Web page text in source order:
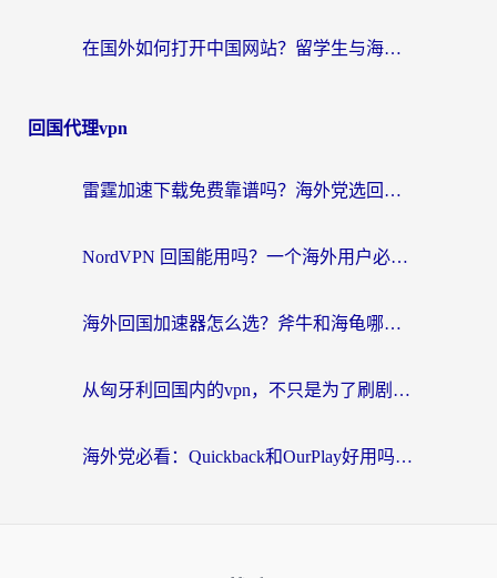
在国外如何打开中国网站？留学生与海外华人的无缝访问指南
回国代理vpn
雷霆加速下载免费靠谱吗？海外党选回国加速器的避坑指南（附热门工具对比）
NordVPN 回国能用吗？一个海外用户必须面对的真实困境
海外回国加速器怎么选？斧牛和海龟哪个好？一篇帮你避开坑的实用指南
从匈牙利回国内的vpn，不只是为了刷剧那么简单
海外党必看：Quickback和OurPlay好用吗？3分钟选对回国加速器，无缝刷剧玩游戏